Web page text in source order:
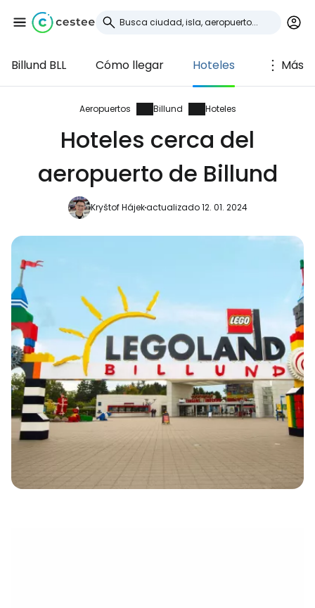
Billund BLL Cómo llegar Hoteles Más
Aeropuertos Billund Hoteles
Hoteles cerca del
aeropuerto de Billund
Kryštof Hájekactualizado 12. 01. 2024
Iniciar sesión en
Cestee
... la comunidad mundial de viajeros
Continuar con Email